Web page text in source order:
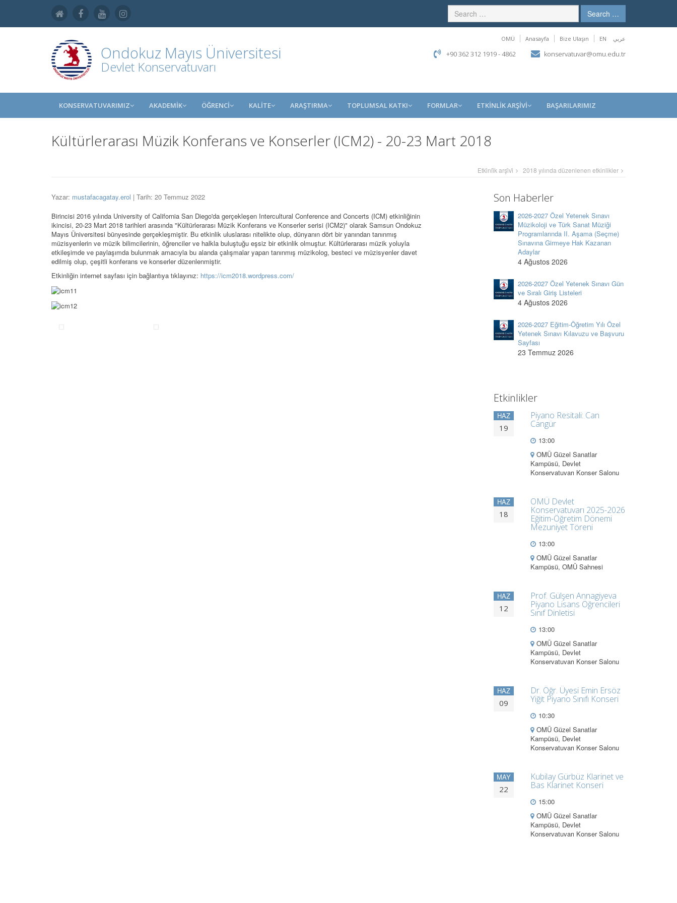
Search …
Ondokuz Mayıs Üniversitesi
Devlet Konservatuvarı
OMÜ Anasayfa Bize Ulaşın EN عربي
+90 362 312 1919 - 4862 konservatuvar@omu.edu.tr
KONSERVATUVARIMIZ AKADEMİK ÖĞRENCİ KALİTE ARAŞTIRMA TOPLUMSAL KATKI FORMLAR ETKİNLİK ARŞİVİ BAŞARILARIMIZ
Kültürlerarası Müzik Konferans ve Konserler (ICM2) - 20-23 Mart 2018
Etki̇nli̇k arşi̇vi̇ 2018 yılında düzenlenen etkinlikler
Yazar: mustafacagatay.erol | Tarih: 20 Temmuz 2022
Birincisi 2016 yılında University of California San Diego'da gerçekleşen Intercultural Conference and Concerts (ICM) etkinliğinin
ikincisi, 20-23 Mart 2018 tarihleri arasında "Kültürlerarası Müzik Konferans ve Konserler serisi (ICM2)" olarak Samsun Ondokuz
Mayıs Üniversitesi bünyesinde gerçekleşmiştir. Bu etkinlik uluslarası nitelikte olup, dünyanın dört bir yanından tanınmış
müzisyenlerin ve müzik bilimcilerinin, öğrenciler ve halkla buluştuğu eşsiz bir etkinlik olmuştur. Kültürlerarası müzik yoluyla
etkileşimde ve paylaşımda bulunmak amacıyla bu alanda çalışmalar yapan tanınmış müzikolog, besteci ve müzisyenler davet
edilmiş olup, çeşitli konferans ve konserler düzenlenmiştir.
Etkinliğin internet sayfası için bağlantıya tıklayınız: https://icm2018.wordpress.com/
Son Haberler
2026-2027 Özel Yetenek Sınavı
Müzikoloji ve Türk Sanat Müziği
Programlarında II. Aşama (Seçme)
Sınavına Girmeye Hak Kazanan
Adaylar
4 Ağustos 2026
2026-2027 Özel Yetenek Sınavı Gün
ve Sıralı Giriş Listeleri
4 Ağustos 2026
2026-2027 Eğitim-Öğretim Yılı Özel
Yetenek Sınavı Kılavuzu ve Başvuru
Sayfası
23 Temmuz 2026
Etkinlikler
HAZ
19
Piyano Resitali: Can
Cangür
13:00
OMÜ Güzel Sanatlar
Kampüsü, Devlet
Konservatuvarı Konser Salonu
HAZ
18
OMÜ Devlet
Konservatuvarı 2025-2026
Eğitim-Öğretim Dönemi
Mezuniyet Töreni
13:00
OMÜ Güzel Sanatlar
Kampüsü, OMÜ Sahnesi
HAZ
12
Prof. Gülşen Annagiyeva
Piyano Lisans Öğrencileri
Sınıf Dinletisi
13:00
OMÜ Güzel Sanatlar
Kampüsü, Devlet
Konservatuvarı Konser Salonu
HAZ
09
Dr. Öğr. Üyesi Emin Ersöz
Yiğit Piyano Sınıfı Konseri
10:30
OMÜ Güzel Sanatlar
Kampüsü, Devlet
Konservatuvarı Konser Salonu
MAY
22
Kubilay Gürbüz Klarinet ve
Bas Klarinet Konseri
15:00
OMÜ Güzel Sanatlar
Kampüsü, Devlet
Konservatuvarı Konser Salonu